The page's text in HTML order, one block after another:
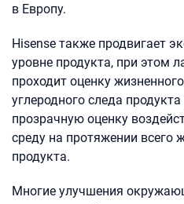
в Европу.
Hisense также продвигает
уровне продукта, при этом
проходит оценку
углеродного следа
прозрачную оценку
среду на протяжении всего
продукта.
Многие улучшения